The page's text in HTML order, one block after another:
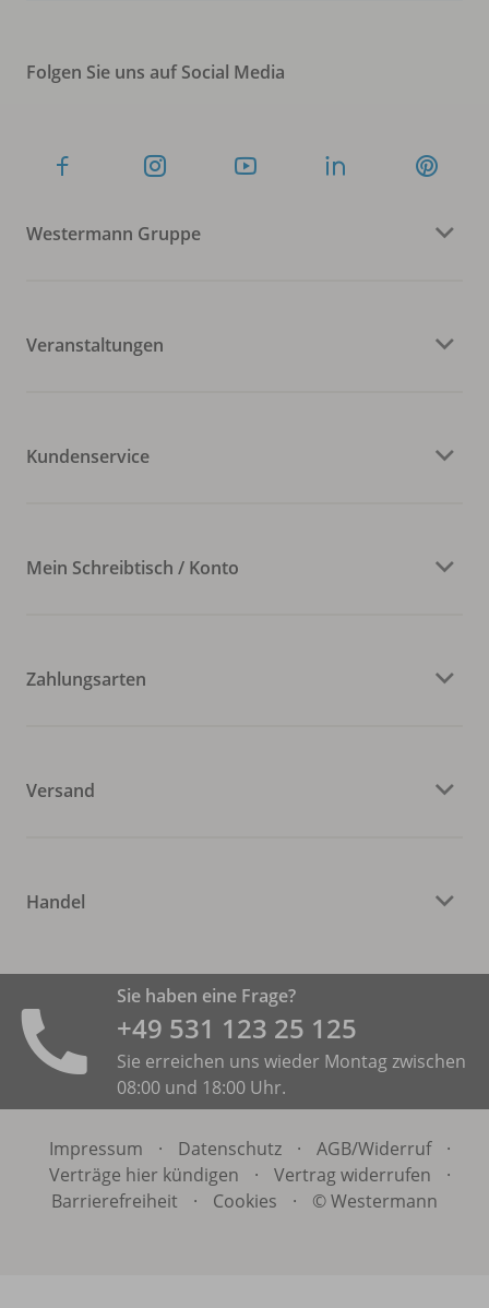
Folgen Sie uns auf Social Media
Westermann Gruppe
Veranstaltungen
Kundenservice
Mein Schreibtisch / Konto
Zahlungsarten
Versand
Handel
Sie haben eine Frage?
+49 531 ­123 25 125
Sie erreichen uns wieder Montag zwischen
08:00 und 18:00 Uhr.
Impressum · Datenschutz · AGB/Widerruf
·
Verträge hier kündigen
· Vertrag widerrufen
·
Barrierefreiheit
· Cookies · © Westermann